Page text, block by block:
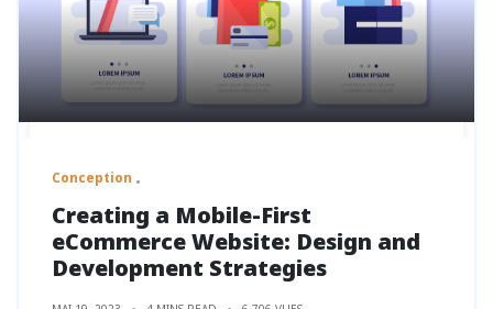
Conception
Creating a Mobile-First
eCommerce Website: Design and
Development Strategies